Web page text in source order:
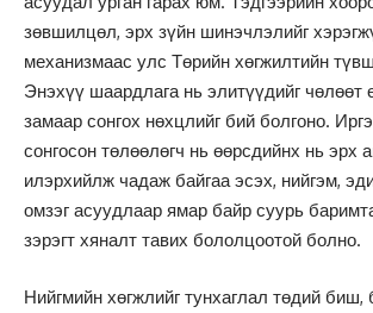
зөвшилцөл, эрх зүйн шинэчлэлийг
механизмаас улс Төрийн хөгжилтийн
Энэхүү шаардлага нь элитүүдийг чөлөөт
замаар сонгох нөхцлийг бий болгоно.
сонгосон төлөөлөгч нь өөрсдийнх нь эрх
илэрхийлж чадаж байгаа эсэх, нийгэм,
омзэг асуудлаар ямар байр суурь
зэрэгт хяналт тавих бололцоотой болно.
Нийгмийн хөгжлийг тунхаглал төдий биш,